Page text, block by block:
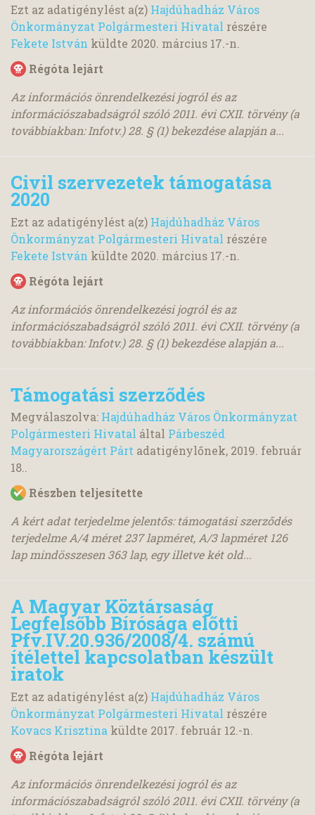
Ezt az adatigénylést a(z) Hajdúhadház Város
Önkormányzat Polgármesteri Hivatal részére
Fekete István küldte 2020. március 17.-n.
Régóta lejárt
Az információs önrendelkezési jogról és az
információszabadságról szóló 2011. évi CXII. törvény (a
továbbiakban: Infotv.) 28. § (1) bekezdése alapján a...
Civil szervezetek támogatása
2020
Ezt az adatigénylést a(z) Hajdúhadház Város
Önkormányzat Polgármesteri Hivatal részére
Fekete István küldte 2020. március 17.-n.
Régóta lejárt
Az információs önrendelkezési jogról és az
információszabadságról szóló 2011. évi CXII. törvény (a
továbbiakban: Infotv.) 28. § (1) bekezdése alapján a...
Támogatási szerződés
Megválaszolva: Hajdúhadház Város Önkormányzat
Polgármesteri Hivatal által Párbeszéd
Magyarországért Párt adatigénylőnek, 2019. február
18..
Részben teljesítette
A kért adat terjedelme jelentős: támogatási szerződés
terjedelme A/4 méret 237 lapméret, A/3 lapméret 126
lap mindösszesen 363 lap, egy illetve két old...
A Magyar Köztársaság
Legfelsőbb Bírósága előtti
Pfv.IV.20.936/2008/4. számú
ítélettel kapcsolatban készült
iratok
Ezt az adatigénylést a(z) Hajdúhadház Város
Önkormányzat Polgármesteri Hivatal részére
Kovacs Krisztina küldte 2017. február 12.-n.
Régóta lejárt
Az információs önrendelkezési jogról és az
információszabadságról szóló 2011. évi CXII. törvény (a